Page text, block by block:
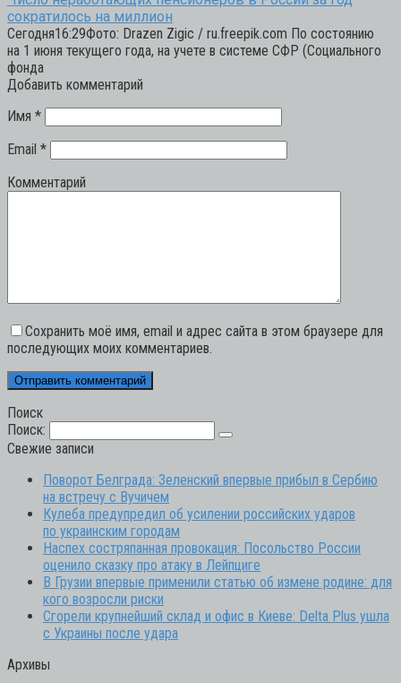
сократилось на миллион
Сегодня16:29Фото: Drazen Zigic / ru.freepik.com По состоянию
на 1 июня текущего года, на учете в системе СФР (Социального
фонда
Добавить комментарий
Имя *
Email *
Комментарий
Сохранить моё имя, email и адрес сайта в этом браузере для
последующих моих комментариев.
Поиск
Поиск:
Свежие записи
Поворот Белграда: Зеленский впервые прибыл в Сербию
на встречу с Вучичем
Кулеба предупредил об усилении российских ударов
по украинским городам
Наспех состряпанная провокация: Посольство России
оценило сказку про атаку в Лейпциге
В Грузии впервые применили статью об измене родине: для
кого возросли риски
Сгорели крупнейший склад и офис в Киеве: Delta Plus ушла
с Украины после удара
Архивы